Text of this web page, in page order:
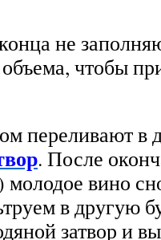
не
чтобы
переливают в
. После
молодое вино
в другую
затвор и